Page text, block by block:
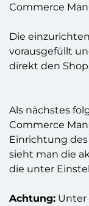
Commerce
Die
vorausgefüllt
direkt den
Als nächstes
Commerce
Einrichtung
sieht man die
die unter
Achtung: Unter